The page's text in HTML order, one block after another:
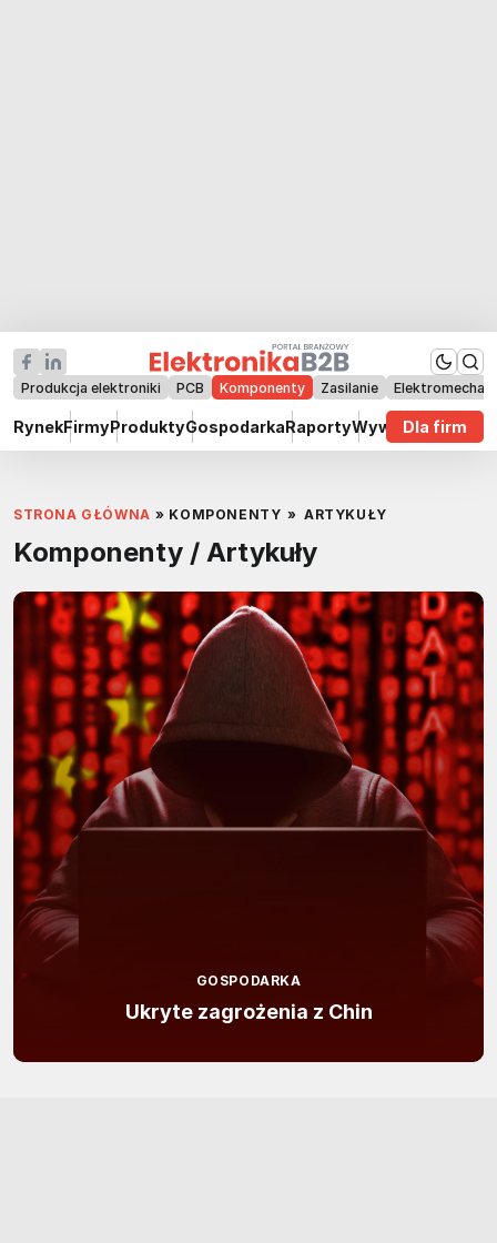
Produkcja elektroniki PCB Komponenty Zasilanie
RynekFirmyProduktyGospodarkaRaportyWywiadyDla firm
STRONA GŁÓWNA » KOMPONENTY » ARTYKUŁY
Komponenty / Artykuły
GOSPODARKA
Ukryte zagrożenia z Chin